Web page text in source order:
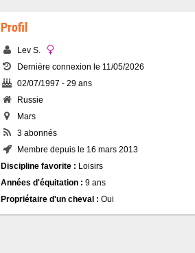
Profil
Lev S.
Dernière connexion le 11/05/2026
02/07/1997 - 29 ans
Russie
Mars
3 abonnés
Membre depuis le 16 mars 2013
Discipline favorite : Loisirs
Années d'équitation : 9 ans
Propriétaire d'un cheval : Oui